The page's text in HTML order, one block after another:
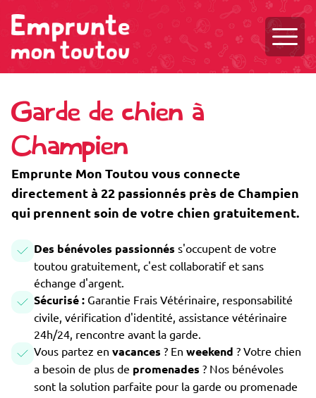
Garde de chien à
Champien
Emprunte Mon Toutou vous connecte
directement à 22 passionnés près de Champien
qui prennent soin de votre chien gratuitement.
Des bénévoles passionnés s'occupent de votre
toutou gratuitement, c'est collaboratif et sans
échange d'argent.
Sécurisé : Garantie Frais Vétérinaire, responsabilité
civile, vérification d'identité, assistance vétérinaire
24h/24, rencontre avant la garde.
Vous partez en vacances ? En weekend ? Votre chien
a besoin de plus de promenades ? Nos bénévoles
sont la solution parfaite pour la garde ou promenade